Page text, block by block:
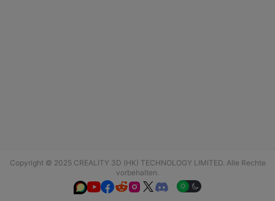
Copyright © 2025 CREALITY 3D (HK) TECHNOLOGY LIMITED. Alle Rechte
vorbehalten.
  